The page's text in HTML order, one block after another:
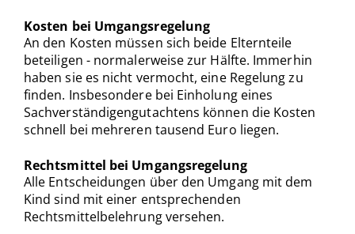
Kosten bei Umgangsregelung
An den Kosten müssen sich beide Elternteile
beteiligen - normalerweise zur Hälfte. Immerhin
haben sie es nicht vermocht, eine Regelung zu
finden. Insbesondere bei Einholung eines
Sachverständigengutachtens können die Kosten
schnell bei mehreren tausend Euro liegen.
Rechtsmittel bei Umgangsregelung
Alle Entscheidungen über den Umgang mit dem
Kind sind mit einer entsprechenden
Rechtsmittelbelehrung versehen.